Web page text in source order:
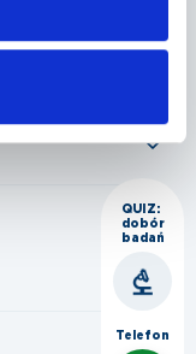
QUIZ:
dobór
badań
Telefon